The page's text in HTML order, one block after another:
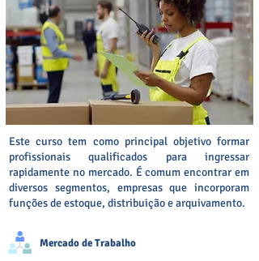
Este curso tem como principal objetivo formar
profissionais qualificados para ingressar
rapidamente no mercado. É comum encontrar em
diversos segmentos, empresas que incorporam
funções de estoque, distribuição e arquivamento.
Mercado de Trabalho